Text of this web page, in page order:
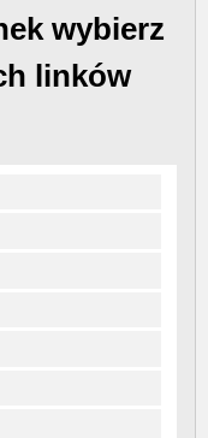
wybierz
linków